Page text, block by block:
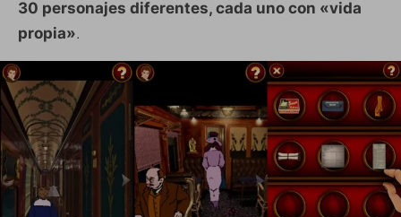
30 personajes diferentes, cada uno con «vida
propia».